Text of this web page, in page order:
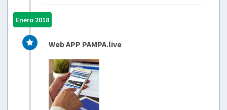
Enero 2018
Web APP PAMPA.live